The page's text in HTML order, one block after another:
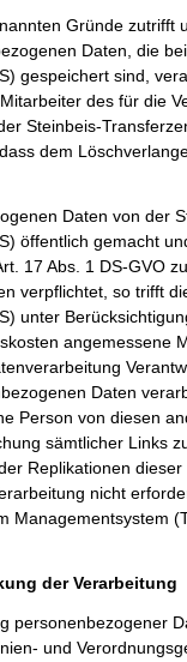
Gründe zutrifft
Daten, die
gespeichert sind,
des für die
Steinbeis-
dem
Daten von der
öffentlich gemacht
17 Abs. 1 DS-GVO
verpflichtet, so trifft
unter
angemessene
Daten
Person von diesen
sämtlicher Links
Replikationen
nicht
Managementsystem
der Verarbeitung
personenbezogener
und